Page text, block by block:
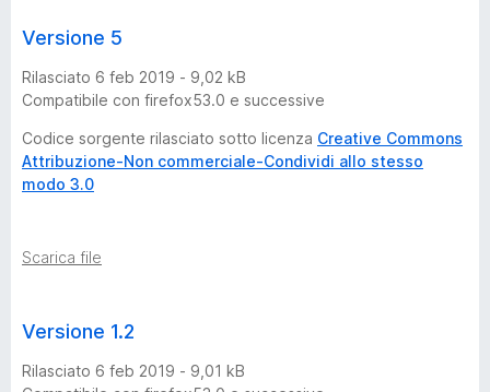
Versione 5
Rilasciato 6 feb 2019 - 9,02 kB
Compatibile con firefox53.0 e successive
Codice sorgente rilasciato sotto licenza Creative Commons
Attribuzione-Non commerciale-Condividi allo stesso
modo 3.0
Scarica file
Versione 1.2
Rilasciato 6 feb 2019 - 9,01 kB